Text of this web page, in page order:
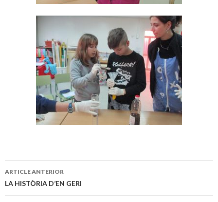
Navegació
ARTICLE ANTERIOR
LA HISTÒRIA D’EN GERI